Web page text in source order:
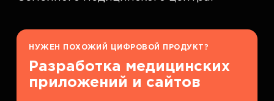
НУЖЕН ПОХОЖИЙ ЦИФРОВОЙ ПРОДУКТ?
Разработка медицинских
приложений и сайтов